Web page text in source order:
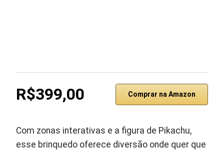
R$399,00 Comprar na Amazon
Com zonas interativas e a figura de Pikachu,
esse brinquedo oferece diversão onde quer que